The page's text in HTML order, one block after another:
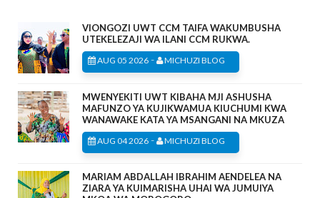
VIONGOZI UWT CCM TAIFA WAKUMBUSHA
UTEKELEZAJI WA ILANI CCM RUKWA.
AUG 05 2026 - MICHUZI BLOG
MWENYEKITI UWT KIBAHA MJI ASHUSHA
MAFUNZO YA KUJIKWAMUA KIUCHUMI KWA
WANAWAKE KATA YA MSANGANI NA MKUZA
AUG 04 2026 - MICHUZI BLOG
MARIAM ABDALLAH IBRAHIM AENDELEA NA
ZIARA YA KUIMARISHA UHAI WA JUMUIYA